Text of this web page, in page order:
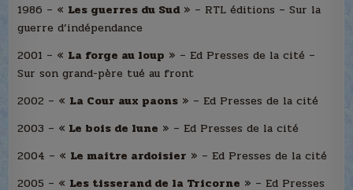
1986 – « Les guerres du Sud» – RTL éditions – Sur la
guerre d’indépendance
2001 – « La forge au loup » – Ed Presses de la cité –
Sur son grand-père tué au front
2002 – « La Cour aux paons » – Ed Presses de la cité
2003 – « Le bois de lune » – Ed Presses de la cité
2004 – « Le maitre ardoisier » – Ed Presses de la cité
2005 – « Les tisserand de la Tricorne » – Ed Presses